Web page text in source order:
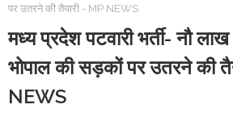
पर उतरने की तैयारी - MP NEWS
मध्य प्रदेश पटवारी भर्ती- नौ लाख
भोपाल की सड़कों पर उतरने की
NEWS